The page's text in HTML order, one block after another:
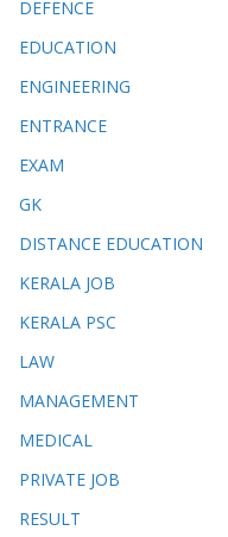
DEFENCE
EDUCATION
ENGINEERING
ENTRANCE
EXAM
GK
DISTANCE EDUCATION
KERALA JOB
KERALA PSC
LAW
MANAGEMENT
MEDICAL
PRIVATE JOB
RESULT